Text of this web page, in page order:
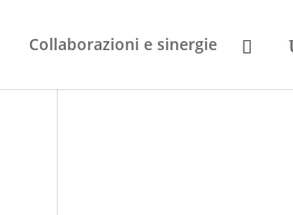
Collaborazioni e sinergie